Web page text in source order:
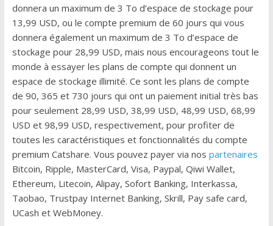
donnera un maximum de 3 To d’espace de stockage pour
13,99 USD, ou le compte premium de 60 jours qui vous
donnera également un maximum de 3 To d’espace de
stockage pour 28,99 USD, mais nous encourageons tout le
monde à essayer les plans de compte qui donnent un
espace de stockage illimité. Ce sont les plans de compte
de 90, 365 et 730 jours qui ont un paiement initial très bas
pour seulement 28,99 USD, 38,99 USD, 48,99 USD, 68,99
USD et 98,99 USD, respectivement, pour profiter de
toutes les caractéristiques et fonctionnalités du compte
premium Catshare. Vous pouvez payer via nos partenaires
Bitcoin, Ripple, MasterCard, Visa, Paypal, Qiwi Wallet,
Ethereum, Litecoin, Alipay, Sofort Banking, Interkassa,
Taobao, Trustpay Internet Banking, Skrill, Pay safe card,
UCash et WebMoney.